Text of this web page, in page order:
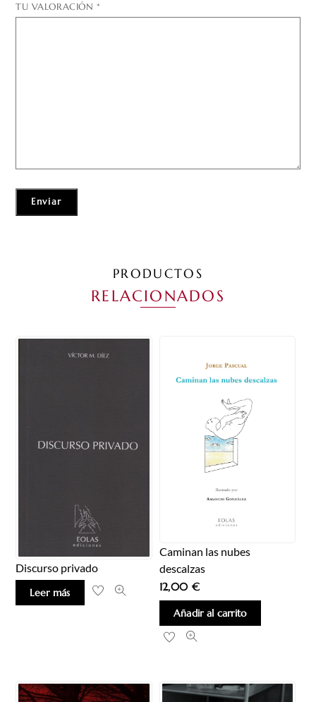
TU VALORACIÓN *
PRODUCTOS
RELACIONADOS
Discurso privado
Leer más
Caminan las nubes
descalzas
12,00 €
Añadir al carrito